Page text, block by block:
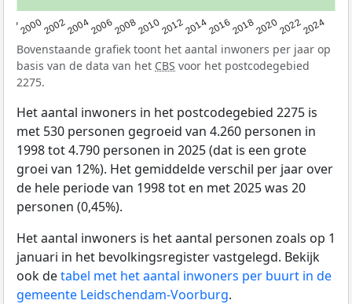
2000200220042006200820102012201420162018202020222024
Bovenstaande grafiek toont het aantal inwoners per jaar op
basis van de data van het CBS voor het postcodegebied
2275.
Het aantal inwoners in het postcodegebied 2275 is
met 530 personen gegroeid van 4.260 personen in
1998 tot 4.790 personen in 2025 (dat is een grote
groei van 12%). Het gemiddelde verschil per jaar over
de hele periode van 1998 tot en met 2025 was 20
personen (0,45%).
Het aantal inwoners is het aantal personen zoals op 1
januari in het bevolkingsregister vastgelegd. Bekijk
ook detabel met het aantal inwoners per buurt in de
gemeente Leidschendam-Voorburg.